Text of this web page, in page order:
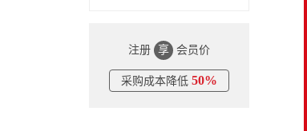
注册 享 会员价
采购成本降低 50%